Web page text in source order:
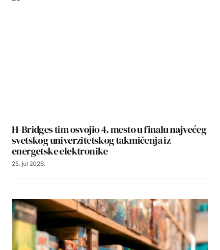
H-Bridges tim osvojio 4. mesto u finalu najvećeg
svetskog univerzitetskog takmičenja iz
energetske elektronike
25. jul 2026.